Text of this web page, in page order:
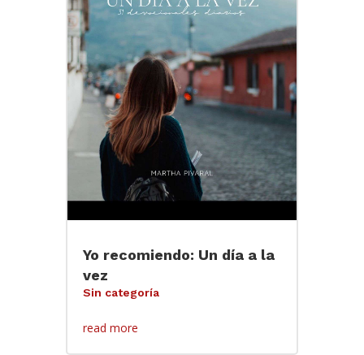
Yo recomiendo: Un día a la
vez
Sin categoría
read more